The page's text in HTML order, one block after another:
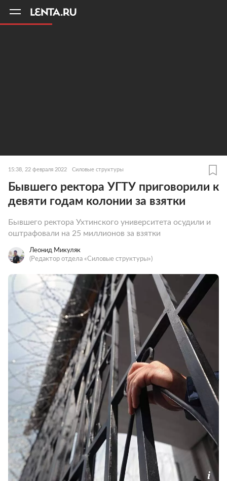
15:38, 22 февраля 2022 Силовые структуры
Бывшего ректора УГТУ приговорили к
девяти годам колонии за взятки
Бывшего ректора Ухтинского университета осудили и
оштрафовали на 25 миллионов за взятки
Леонид Микуляк
(Редактор отдела «Силовые структуры»)